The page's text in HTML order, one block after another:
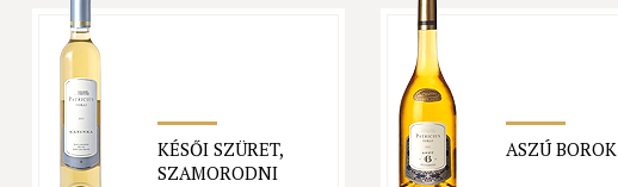
KÉSŐI SZÜRET,
SZAMORODNI
ASZÚ BOROK